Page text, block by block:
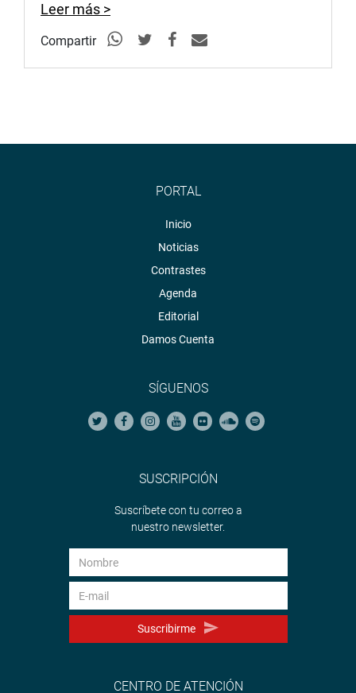
Leer más >
Compartir
PORTAL
Inicio
Noticias
Contrastes
Agenda
Editorial
Damos Cuenta
SÍGUENOS
SUSCRIPCIÓN
Suscríbete con tu correo a
nuestro newsletter.
Suscribirme
CENTRO DE ATENCIÓN